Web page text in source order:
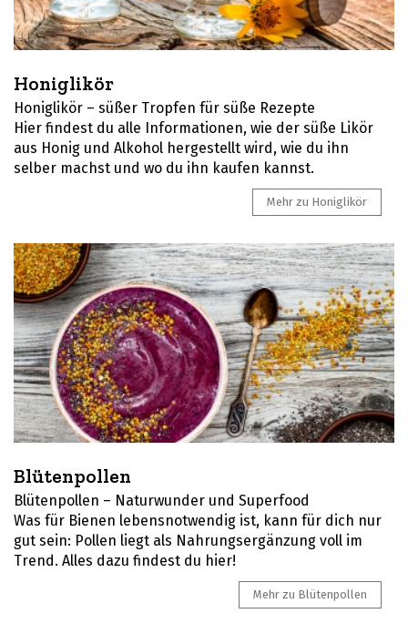
Honiglikör
Honiglikör – süßer Tropfen für süße Rezepte
Hier findest du alle Informationen, wie der süße Likör
aus Honig und Alkohol hergestellt wird, wie du ihn
selber machst und wo du ihn kaufen kannst.
Mehr zu Honiglikör
Blütenpollen
Blütenpollen – Naturwunder und Superfood
Was für Bienen lebensnotwendig ist, kann für dich nur
gut sein: Pollen liegt als Nahrungsergänzung voll im
Trend. Alles dazu findest du hier!
Mehr zu Blütenpollen